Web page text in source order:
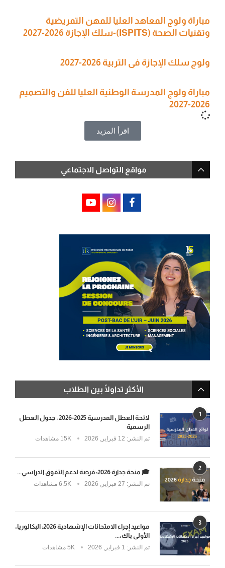
مباراة ولوج المعاهد العليا للمهن التمريضية
وتقنيات الصحة (ISPITS)-سلك الإجازة 2026-2027
ولوج سلك الإجازة في التربية 2026-2027
مباراة ولوج المدرسة الوطنية العليا للفن والتصميم
2026-2027
اقرأ المزيد
مواقع التواصل الاجتماعي
الأكثر تداولًا بين الطلاب
1
لائحة العطل المدرسية 2025-2026 : جدول العطل
الرسمية
تم النشر: 15K مشاهدات
2 🎓 منحة جدارة 2026: فرصة لدعم التفوق الدراسي...
تم النشر: 6.5K مشاهدات
3
مواعيد إجراء الامتحانات الإشهادية 2026: البكالوريا،
الأولى باك،...
تم النشر: 5K مشاهدات